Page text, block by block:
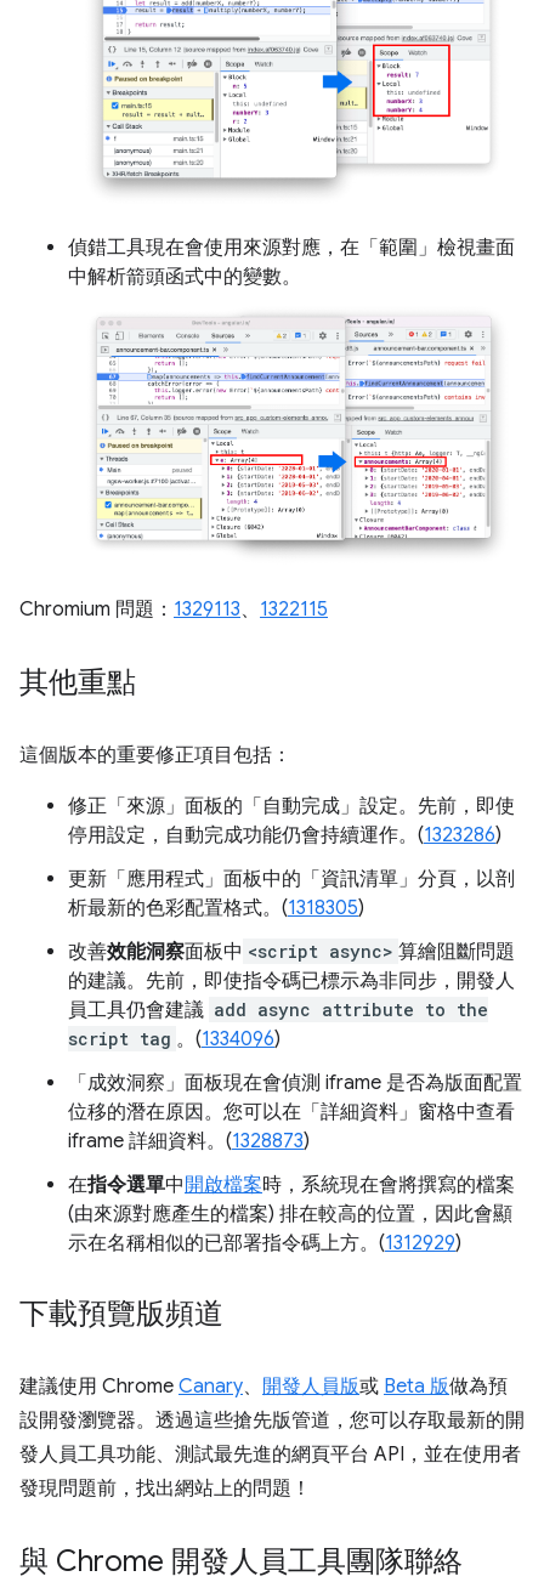
偵錯工具現在會使用來源對應，在「範圍」 檢視畫面
中解析箭頭函式中的變數。
Chromium 問題： 1329113、 1322115
其他重點
這個版本的重要修正項目包括：
修正「來源」面板的「自動完成」設定。 先前，即使
停用設定，自動完成功能仍會持續運作。(1323286)
更新「應用程式」面板中的「資訊清單」分頁，以剖
析最新的色彩配置格式。 (1318305)
改善效能洞察面板中 <script async> 算繪阻斷問題
的建議。先前，即使指令碼已標示為非同步，開發人
員工具仍會建議 add async attribute to the
script tag 。(1334096)
「成效洞察」 面板現在會偵測 iframe 是否為版面配置
位移的潛在原因。您可以在「詳細資料」 窗格中查看
iframe 詳細資料。(1328873)
在指令選單中 開啟檔案時，系統現在會將撰寫的檔案
(由來源對應產生的檔案) 排在較高的位置，因此會顯
示在名稱相似的已部署指令碼上方。(1312929)
下載預覽版頻道
建議使用 Chrome Canary、 開發人員版或 Beta 版做為預
設開發瀏覽器。透過這些搶先版管道，您可以存取最新的開
發人員工具功能、測試最先進的網頁平台 API，並在使用者
發現問題前，找出網站上的問題！
與 Chrome 開發人員工具團隊聯絡